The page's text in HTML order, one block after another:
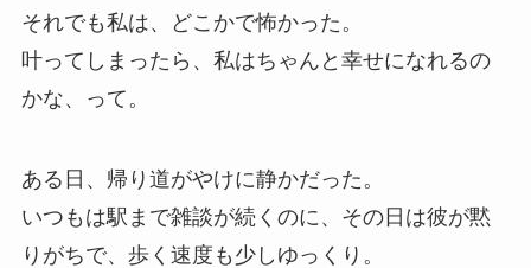
それでも私は、どこかで怖かった。
叶ってしまったら、私はちゃんと幸せになれるの
かな、って。
ある日、帰り道がやけに静かだった。
いつもは駅まで雑談が続くのに、その日は彼が黙
りがちで、歩く速度も少しゆっくり。